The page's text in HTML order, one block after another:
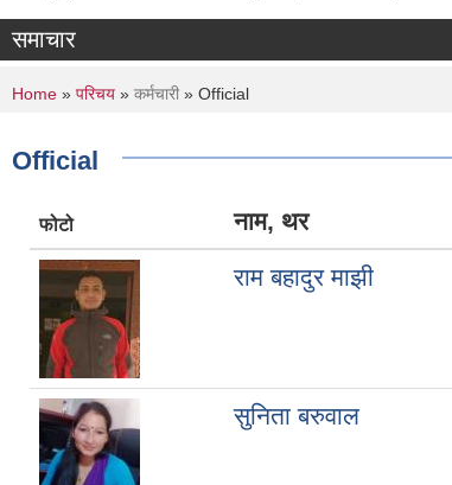
समाचार
You are here
Home » परिचय » कर्मचारी » Official
Official
फोटो नाम, थर
राम बहादुर माझी
सुनिता बरुवाल